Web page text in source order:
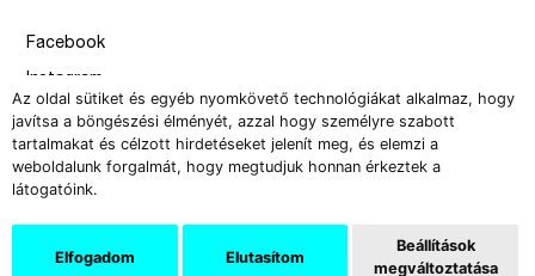
Az oldal sütiket és egyéb nyomkövető technológiákat alkalmaz, hogy
javítsa a böngészési élményét, azzal hogy személyre szabott
tartalmakat és célzott hirdetéseket jelenít meg, és elemzi a
weboldalunk forgalmát, hogy megtudjuk honnan érkeztek a
látogatóink.
Elfogadom Elutasítom
Beállítások
megváltoztatása
Facebook
Instagram
Issue
–
design by Solymosi Mór, Sirbik Attila
webbyzolka